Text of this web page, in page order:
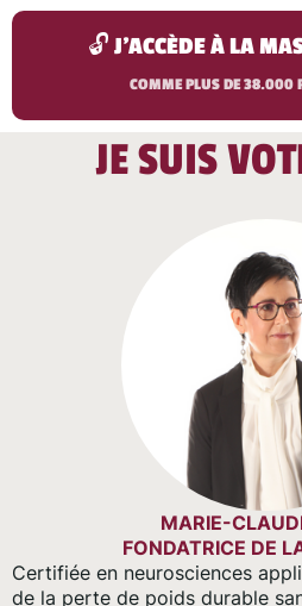
🔓 J'ACCÈDE À LA
COMME PLUS DE 38.000
JE SUIS
MARIE-
FONDATRICE DE
Certifiée en neurosciences
de la perte de poids durable